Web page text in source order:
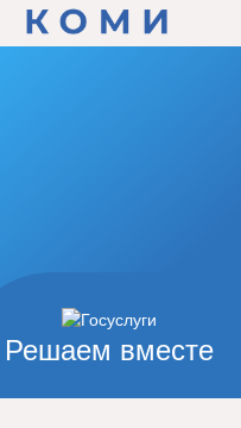
Решаем вместе